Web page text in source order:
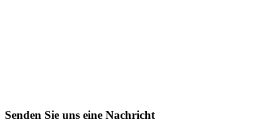
Senden Sie uns eine Nachricht